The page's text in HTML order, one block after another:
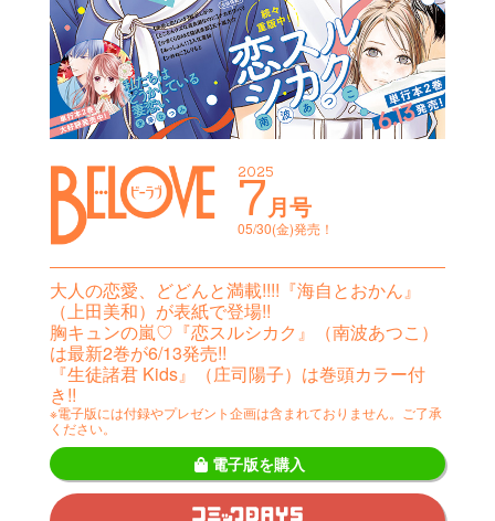
2025
7月号
05/30(金)発売！
大人の恋愛、どどんと満載!!!!『海自とおかん』
（上田美和）が表紙で登場!!
胸キュンの嵐♡『恋スルシカク』（南波あつこ）
は最新2巻が6/13発売!!
『生徒諸君 Kids』（庄司陽子）は巻頭カラー付
き!!
※電子版には付録やプレゼント企画は含まれておりません。ご了承
ください。
電子版を購入